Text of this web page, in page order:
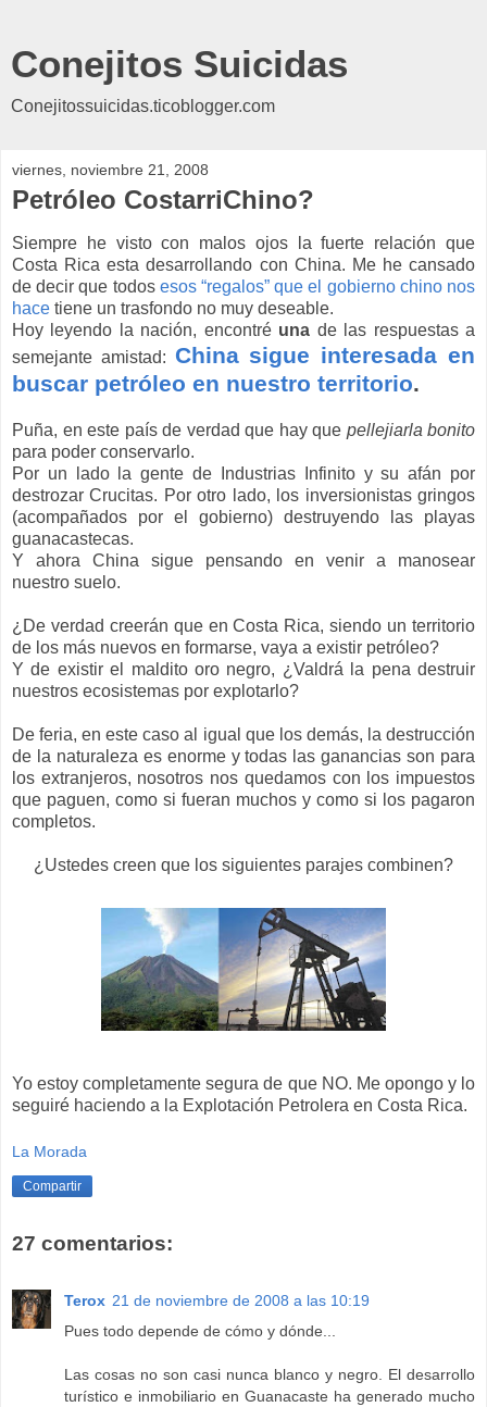
Conejitos Suicidas
Conejitossuicidas.ticoblogger.com
viernes, noviembre 21, 2008
Petróleo CostarriChino?
Siempre he visto con malos ojos la fuerte relación que
Costa Rica esta desarrollando con China. Me he cansado
de decir que todos esos “regalos” que el gobierno chino nos
hace tiene un trasfondo no muy deseable.
Hoy leyendo la nación, encontré una de las respuestas a
semejante amistad: China sigue interesada en
buscar petróleo en nuestro territorio.
Puña, en este país de verdad que hay que pellejiarla bonito
para poder conservarlo.
Por un lado la gente de Industrias Infinito y su afán por
destrozar Crucitas. Por otro lado, los inversionistas gringos
(acompañados por el gobierno) destruyendo las playas
guanacastecas.
Y ahora China sigue pensando en venir a manosear
nuestro suelo.
¿De verdad creerán que en Costa Rica, siendo un territorio
de los más nuevos en formarse, vaya a existir petróleo?
Y de existir el maldito oro negro, ¿Valdrá la pena destruir
nuestros ecosistemas por explotarlo?
De feria, en este caso al igual que los demás, la destrucción
de la naturaleza es enorme y todas las ganancias son para
los extranjeros, nosotros nos quedamos con los impuestos
que paguen, como si fueran muchos y como si los pagaron
completos.
¿Ustedes creen que los siguientes parajes combinen?
Yo estoy completamente segura de que NO. Me opongo y lo
seguiré haciendo a la Explotación Petrolera en Costa Rica.
La Morada
Compartir
27 comentarios:
Terox 21 de noviembre de 2008 a las 10:19
Pues todo depende de cómo y dónde...
Las cosas no son casi nunca blanco y negro. El desarrollo
turístico e inmobiliario en Guanacaste ha generado mucho